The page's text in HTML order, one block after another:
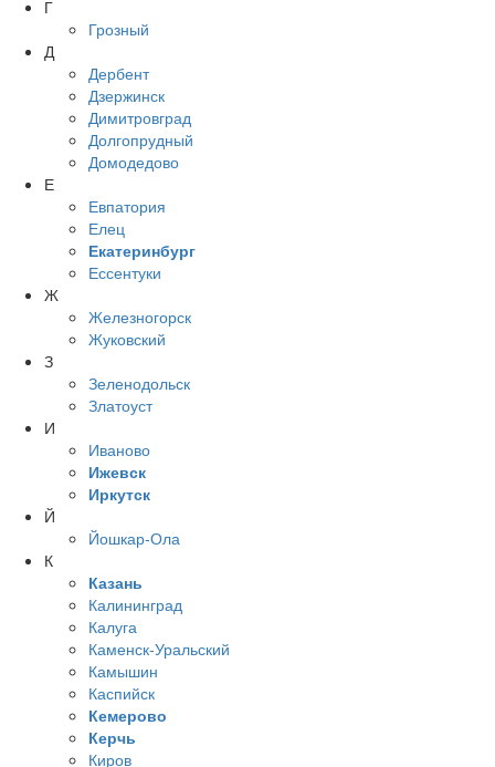
Г
Грозный
Д
Дербент
Дзержинск
Димитровград
Долгопрудный
Домодедово
Е
Евпатория
Елец
Екатеринбург
Ессентуки
Ж
Железногорск
Жуковский
З
Зеленодольск
Златоуст
И
Иваново
Ижевск
Иркутск
Й
Йошкар-Ола
К
Казань
Калининград
Калуга
Каменск-Уральский
Камышин
Каспийск
Кемерово
Керчь
Киров